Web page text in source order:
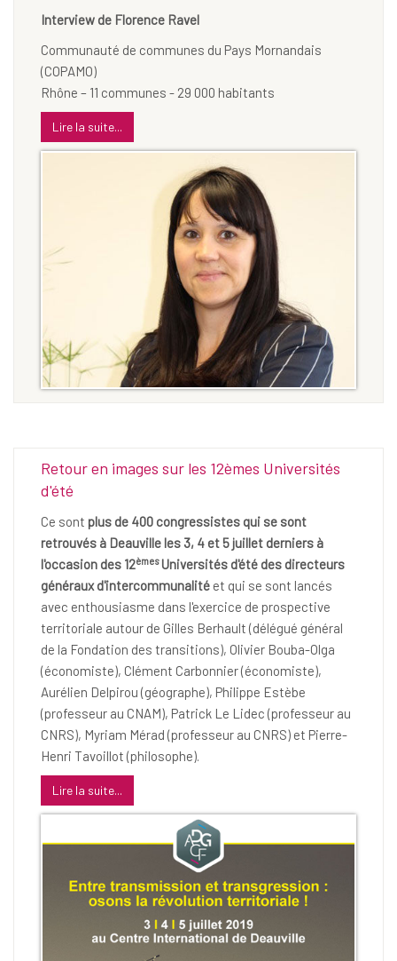
Interview de Florence Ravel
Communauté de communes du Pays Mornandais
(COPAMO)
Rhône – 11 communes - 29 000 habitants
Lire la suite...
Retour en images sur les 12èmes Universités
d'été
Ce sont plus de 400 congressistes qui se sont
retrouvés à Deauville les 3, 4 et 5 juillet derniers à
l'occasion des 12èmesUniversités d'été des directeurs
généraux d'intercommunalité et qui se sont lancés
avec enthousiasme dans l'exercice de prospective
territoriale autour de Gilles Berhault (délégué général
de la Fondation des transitions), Olivier Bouba-Olga
(économiste), Clément Carbonnier (économiste),
Aurélien Delpirou (géographe), Philippe Estèbe
(professeur au CNAM), Patrick Le Lidec (professeur au
CNRS), Myriam Mérad (professeur au CNRS) et Pierre-
Henri Tavoillot (philosophe).
Lire la suite...